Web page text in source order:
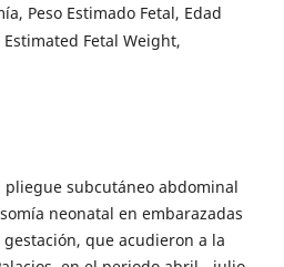
Peso Estimado Fetal, Edad
Fetal Weight,
subcutáneo abdominal
neonatal en embarazadas
que acudieron a la